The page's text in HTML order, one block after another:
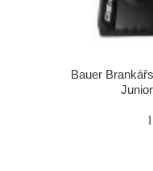
Bauer